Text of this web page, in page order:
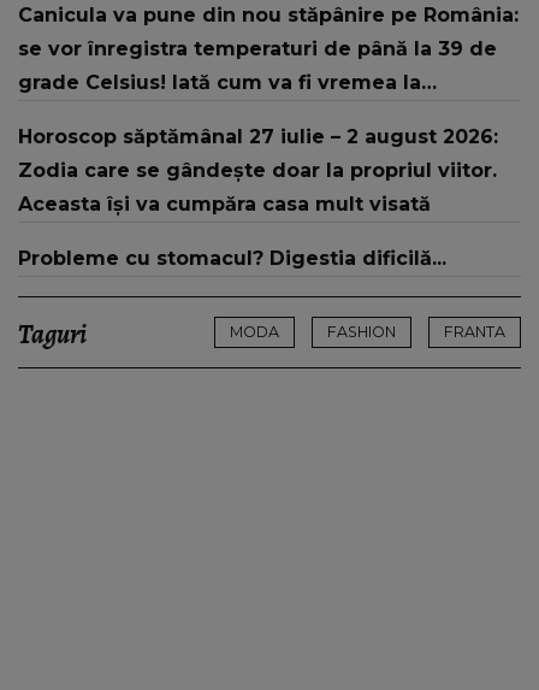
"Vreau să știți lucrul ăsta, noi..."
Canicula va pune din nou stăpânire pe România:
se vor înregistra temperaturi de până la 39 de
grade Celsius! Iată cum va fi vremea la
căldură
Horoscop săptămânal 27 iulie – 2 august 2026:
Zodia care se gândește doar la propriul viitor.
Aceasta își va cumpăra casa mult visată
Probleme cu stomacul? Digestia dificilă...
Taguri MODA FASHION FRANTA